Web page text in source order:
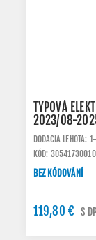
TYPOVÁ
2023/08-
DODACIA LEHOTA:
KÓD:
BEZ KÓDOVÁNÍ
119,80 € S